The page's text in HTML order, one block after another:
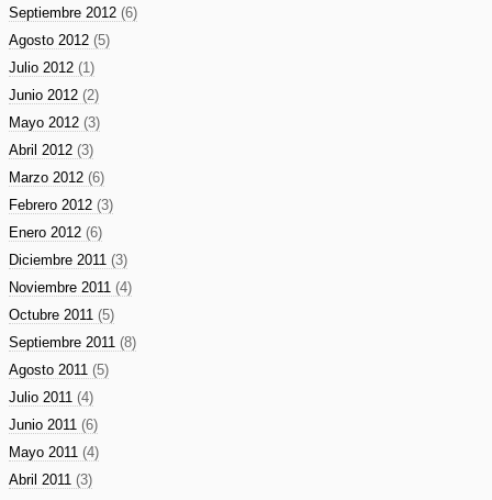
Septiembre 2012 (6)
Agosto 2012 (5)
Julio 2012 (1)
Junio 2012 (2)
Mayo 2012 (3)
Abril 2012 (3)
Marzo 2012 (6)
Febrero 2012 (3)
Enero 2012 (6)
Diciembre 2011 (3)
Noviembre 2011 (4)
Octubre 2011 (5)
Septiembre 2011 (8)
Agosto 2011 (5)
Julio 2011 (4)
Junio 2011 (6)
Mayo 2011 (4)
Abril 2011 (3)